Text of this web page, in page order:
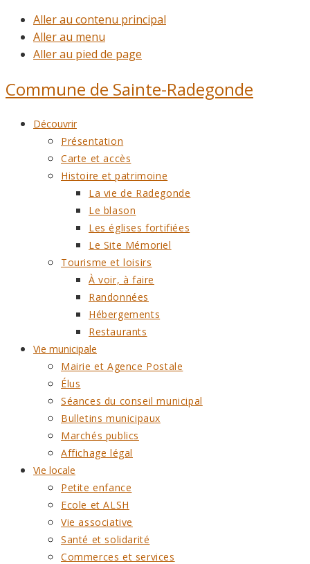
Aller au contenu principal
Aller au menu
Aller au pied de page
Commune de Sainte-Radegonde
Découvrir
Présentation
Carte et accès
Histoire et patrimoine
La vie de Radegonde
Le blason
Les églises fortifiées
Le Site Mémoriel
Tourisme et loisirs
À voir, à faire
Randonnées
Hébergements
Restaurants
Vie municipale
Mairie et Agence Postale
Élus
Séances du conseil municipal
Bulletins municipaux
Marchés publics
Affichage légal
Vie locale
Petite enfance
Ecole et ALSH
Vie associative
Santé et solidarité
Commerces et services